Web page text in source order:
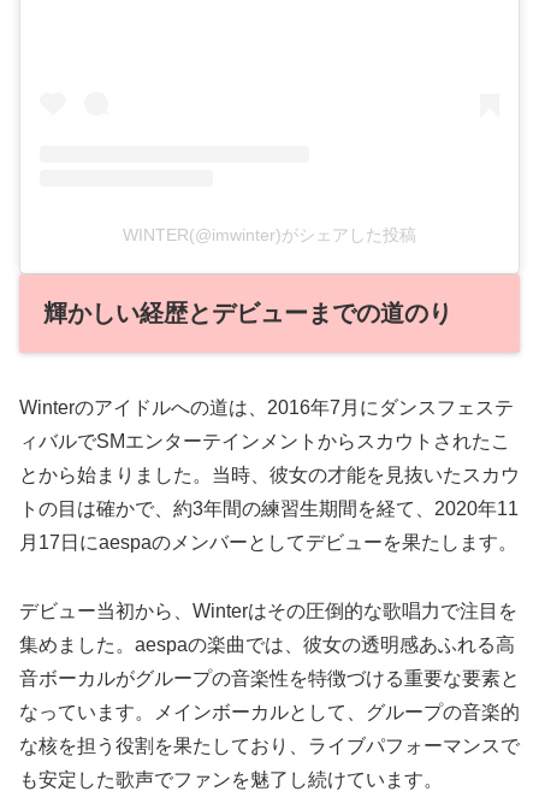
WINTER(@imwinter)がシェアした投稿
輝かしい経歴とデビューまでの道のり
Winterのアイドルへの道は、2016年7月にダンスフェステ
ィバルでSMエンターテインメントからスカウトされたこ
とから始まりました。当時、彼女の才能を見抜いたスカウ
トの目は確かで、約3年間の練習生期間を経て、2020年11
月17日にaespaのメンバーとしてデビューを果たします。
デビュー当初から、Winterはその圧倒的な歌唱力で注目を
集めました。aespaの楽曲では、彼女の透明感あふれる高
音ボーカルがグループの音楽性を特徴づける重要な要素と
なっています。メインボーカルとして、グループの音楽的
な核を担う役割を果たしており、ライブパフォーマンスで
も安定した歌声でファンを魅了し続けています。